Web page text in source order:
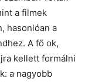
a filmek
hasonlóan a
A fő ok,
kellett formálni
a nagyobb